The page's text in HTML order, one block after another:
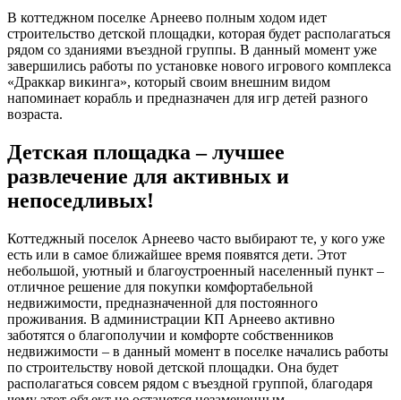
В коттеджном поселке Арнеево полным ходом идет
строительство детской площадки, которая будет располагаться
рядом со зданиями въездной группы. В данный момент уже
завершились работы по установке нового игрового комплекса
«Драккар викинга», который своим внешним видом
напоминает корабль и предназначен для игр детей разного
возраста.
Детская площадка – лучшее
развлечение для активных и
непоседливых!
Коттеджный поселок Арнеево часто выбирают те, у кого уже
есть или в самое ближайшее время появятся дети. Этот
небольшой, уютный и благоустроенный населенный пункт –
отличное решение для покупки комфортабельной
недвижимости, предназначенной для постоянного
проживания. В администрации КП Арнеево активно
заботятся о благополучии и комфорте собственников
недвижимости – в данный момент в поселке начались работы
по строительству новой детской площадки. Она будет
располагаться совсем рядом с въездной группой, благодаря